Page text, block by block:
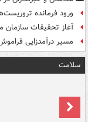
ورود فرمانده
آغاز تحقیقات سازمان
مسیر درآمدزایی
سلامت